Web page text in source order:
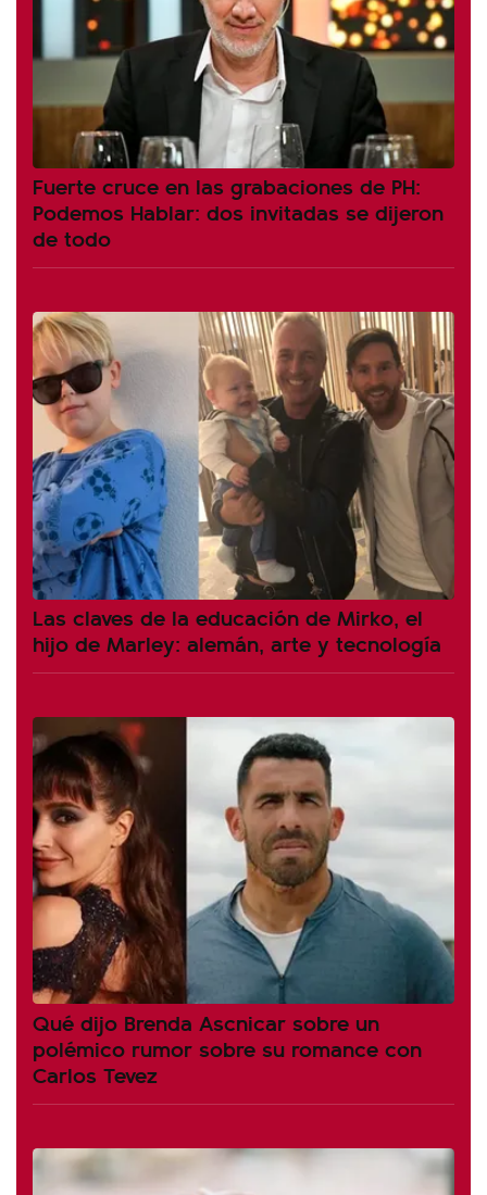
Fuerte cruce en las grabaciones de PH:
Podemos Hablar: dos invitadas se dijeron
de todo
Las claves de la educación de Mirko, el
hijo de Marley: alemán, arte y tecnología
Qué dijo Brenda Ascnicar sobre un
polémico rumor sobre su romance con
Carlos Tevez